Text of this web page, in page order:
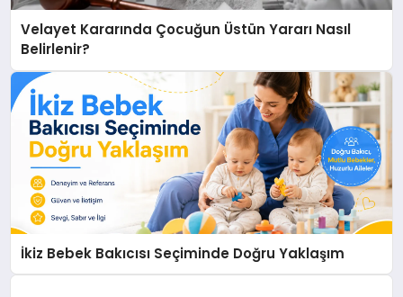
Velayet Kararında Çocuğun Üstün Yararı Nasıl
Belirlenir?
İkiz Bebek Bakıcısı Seçiminde Doğru Yaklaşım